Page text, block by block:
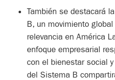
También se destacará
B, un movimiento
relevancia en América
enfoque empresarial
con el bienestar social
del Sistema B